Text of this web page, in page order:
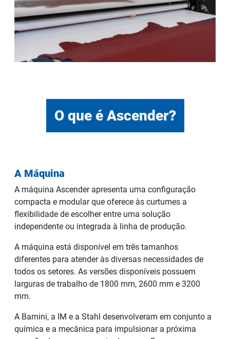
O que é Ascender?
A Máquina
A máquina Ascender apresenta uma configuração
compacta e modular que oferece às curtumes a
flexibilidade de escolher entre uma solução
independente ou integrada à linha de produção.
A máquina está disponível em três tamanhos
diferentes para atender às diversas necessidades de
todos os setores. As versões disponíveis possuem
larguras de trabalho de 1800 mm, 2600 mm e 3200
mm.
A Barnini, a IM e a Stahl desenvolveram em conjunto a
química e a mecânica para impulsionar a próxima